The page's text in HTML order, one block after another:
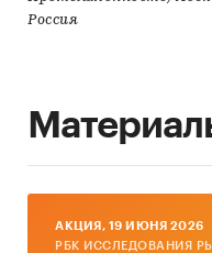
Россия
AКЦИЯ, 19 ИЮНЯ 2026
РБК ИССЛЕДОВАНИЯ